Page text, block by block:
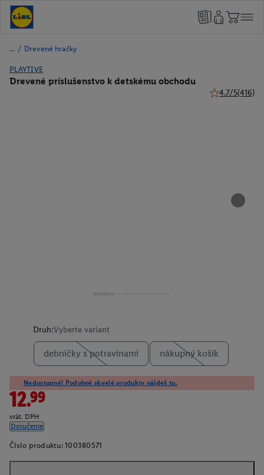
/ Drevené hračky
PLAYTIVE
Drevené príslušenstvo k detskému obchodu
4.7/5(416)
Druh:Vyberte variant
debničky s potravinami nákupný košík
Nedostupné! Podobné skvelé produkty nájdeš tu.
12.99
vrát. DPH
Doručenie
Číslo produktu: 100380571